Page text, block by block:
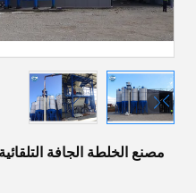
مصنع الخلطة الجافة